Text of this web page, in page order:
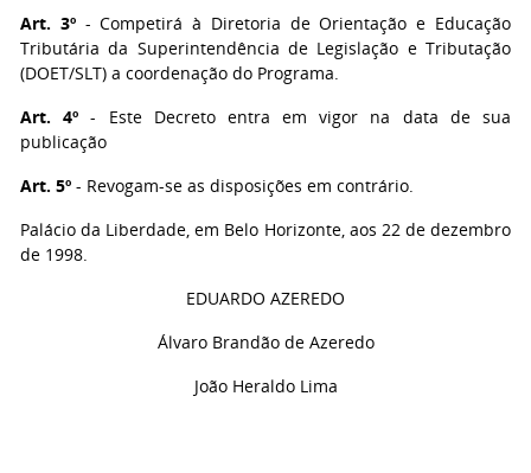
Art. 3º- Competirá à Diretoria de Orientação e Educação
Tributária da Superintendência de Legislação e Tributação
(DOET/SLT) a coordenação do Programa.
Art. 4º - Este Decreto entra em vigor na data de sua
publicação
Art. 5º - Revogam-se as disposições em contrário.
Palácio da Liberdade, em Belo Horizonte, aos 22 de dezembro
de 1998.
EDUARDO AZEREDO
Álvaro Brandão de Azeredo
João Heraldo Lima